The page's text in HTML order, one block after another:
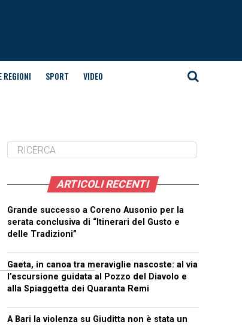
REGIONI SPORT VIDEO
ARTICOLI RECENTI
Grande successo a Coreno Ausonio per la
serata conclusiva di “Itinerari del Gusto e
delle Tradizioni”
Gaeta, in canoa tra meraviglie nascoste: al via
l’escursione guidata al Pozzo del Diavolo e
alla Spiaggetta dei Quaranta Remi
A Bari la violenza su Giuditta non è stata un